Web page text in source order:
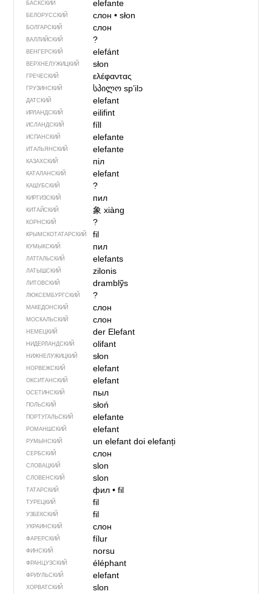
БАСКСКИЙ elefante
БЕЛОРУССКИЙ слон• słon
БОЛГАРСКИЙ слон
ВАЛЛИЙСКИЙ ?
ВЕНГЕРСКИЙ elefánt
ВЕРХНЕЛУЖИЦКИЙ słon
ГРЕЧЕСКИЙ ελέφαντας
ГРУЗИНСКИЙ სპილოspʼilɔ
ДАТСКИЙ elefant
ИРЛАНДСКИЙ eilifint
ИСЛАНДСКИЙ fíll
ИСПАНСКИЙ elefante
ИТАЛЬЯНСКИЙ elefante
КАЗАХСКИЙ піл
КАТАЛАНСКИЙ elefant
КАШУБСКИЙ ?
КИРГИЗСКИЙ пил
КИТАЙСКИЙ 象xiàng
КОРНСКИЙ ?
КРЫМСКО­ТАТАРСКИЙ fil
КУМЫКСКИЙ пил
ЛАТГАЛЬСКИЙ elefants
ЛАТЫШСКИЙ zilonis
ЛИТОВСКИЙ dramblỹs
ЛЮКСЕМБУРГСКИЙ ?
МАКЕДОНСКИЙ слон
МОСКАЛЬСКИЙ слон
НЕМЕЦКИЙ der Elefant
НИДЕРЛАНДСКИЙ olifant
НИЖНЕЛУЖИЦКИЙ słon
НОРВЕЖСКИЙ elefant
ОКСИТАНСКИЙ elefant
ОСЕТИНСКИЙ пыл
ПОЛЬСКИЙ słoń
ПОРТУГАЛЬСКИЙ elefante
РОМАНШСКИЙ elefant
РУМЫНСКИЙ un elefantdoi elefanți
СЕРБСКИЙ слон
СЛОВАЦКИЙ slon
СЛОВЕНСКИЙ slon
ТАТАРСКИЙ фил• fil
ТУРЕЦКИЙ fil
УЗБЕКСКИЙ fil
УКРАИНСКИЙ слон
ФАРЕРСКИЙ fílur
ФИНСКИЙ norsu
ФРАНЦУЗСКИЙ éléphant
ФРИУЛЬСКИЙ elefant
ХОРВАТСКИЙ slon